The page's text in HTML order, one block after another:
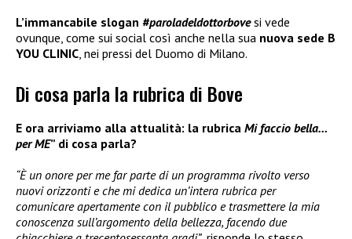
L’immancabile slogan #paroladeldottorbovesi vede
ovunque, come sui social così anche nella sua nuova sede B
YOU CLINIC, nei pressi del Duomo di Milano.
Di cosa parla la rubrica di Bove
E ora arriviamo alla attualità: la rubrica Mi faccio bella…
per ME” di cosa parla?
“È un onore per me far parte di un programma rivolto verso
nuovi orizzonti e che mi dedica un’intera rubrica per
comunicare apertamente con il pubblico e trasmettere la mia
conoscenza sull’argomento della bellezza, facendo due